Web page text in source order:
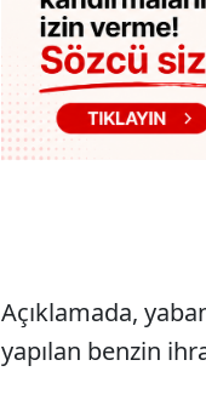
Açıklamada,
yapılan benzin